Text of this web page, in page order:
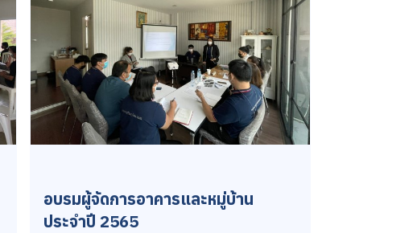
อบรมผู้จัดการอาคารและหมู่บ้าน
ประจำปี 2565